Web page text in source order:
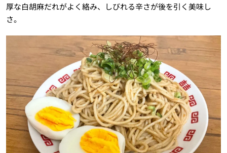
厚な白胡麻だれがよく絡み、しびれる辛さが後を引く美味し
さ。